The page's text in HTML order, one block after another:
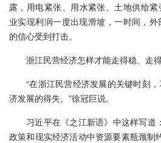
露，用电紧张、用水紧张、土地供给
业实现利润一度出现滑坡，一时间，
的信心受到打击。
浙江民营经济怎样才能走得稳、走
“在浙江民营经济发展的关键时刻
济发展的得失。”徐冠巨说。
习近平在《之江新语》中这样写道
政策和现实经济活动中资源要素瓶颈制